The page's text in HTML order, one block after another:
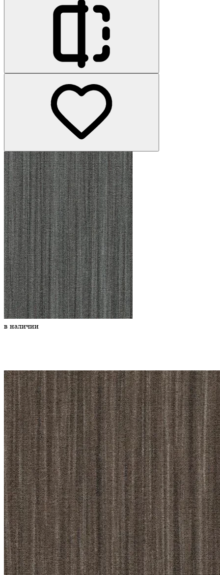
в наличии